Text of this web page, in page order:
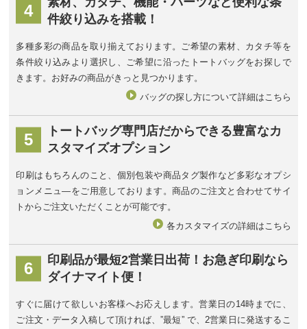
4
件絞り込みを搭載！
多種多彩の商品を取り揃えております。ご希望の素材、カタチ等を
条件絞り込みより選択し、ご希望に沿ったトートバッグをお探しで
きます。お好みの商品がきっと見つかります。
バッグの探し方について詳細はこちら
5 トートバッグ専門店だからできる豊富なカ
スタマイズオプション
印刷はもちろんのこと、個別包装や商品タグ製作など多彩なオプシ
ョンメニュ―をご用意しております。商品のご注文と合わせてサイ
トからご注文いただくことが可能です。
各カスタマイズの詳細はこちら
6 印刷品が最短2営業日出荷！ お急ぎ印刷なら
ダイナマイト便！
すぐに届けて欲しいお客様へお応えします。営業日の14時までに、
ご注文・データ入稿して頂ければ、”最短” で、2営業日に発送するこ